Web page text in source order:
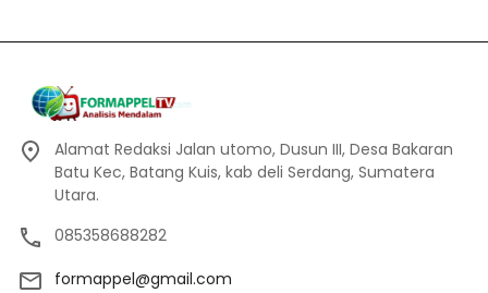
Alamat Redaksi Jalan utomo, Dusun III, Desa Bakaran
Batu Kec, Batang Kuis, kab deli Serdang, Sumatera
Utara.
085358688282
formappel@gmail.com